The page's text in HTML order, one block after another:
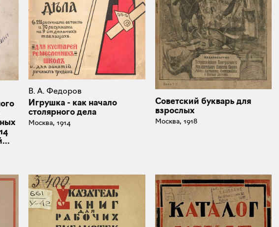
В. А. Федоров
Игрушка - как начало
столярного дела
Москва, 1914
Советский букварь для
взрослых
Москва, 1918